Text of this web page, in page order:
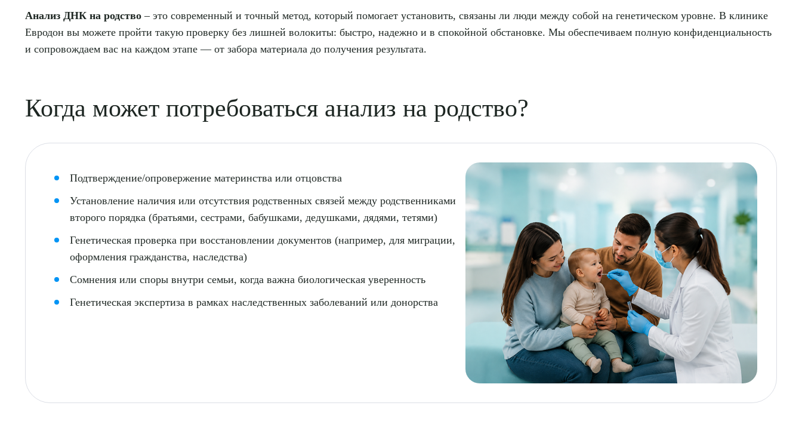
Анализ ДНК на родство – это современный и точный метод, который помогает установить, связаны ли люди между собой на генетическом уровне. В клинике
Евродон вы можете пройти такую проверку без лишней волокиты: быстро, надежно и в спокойной обстановке. Мы обеспечиваем полную конфиденциальность
и сопровождаем вас на каждом этапе — от забора материала до получения результата.
Когда может потребоваться анализ на родство?
Подтверждение/опровержение материнства или отцовства
Установление наличия или отсутствия родственных связей между родственниками
второго порядка (братьями, сестрами, бабушками, дедушками, дядями, тетями)
Генетическая проверка при восстановлении документов (например, для миграции,
оформления гражданства, наследства)
Сомнения или споры внутри семьи, когда важна биологическая уверенность
Генетическая экспертиза в рамках наследственных заболеваний или донорства